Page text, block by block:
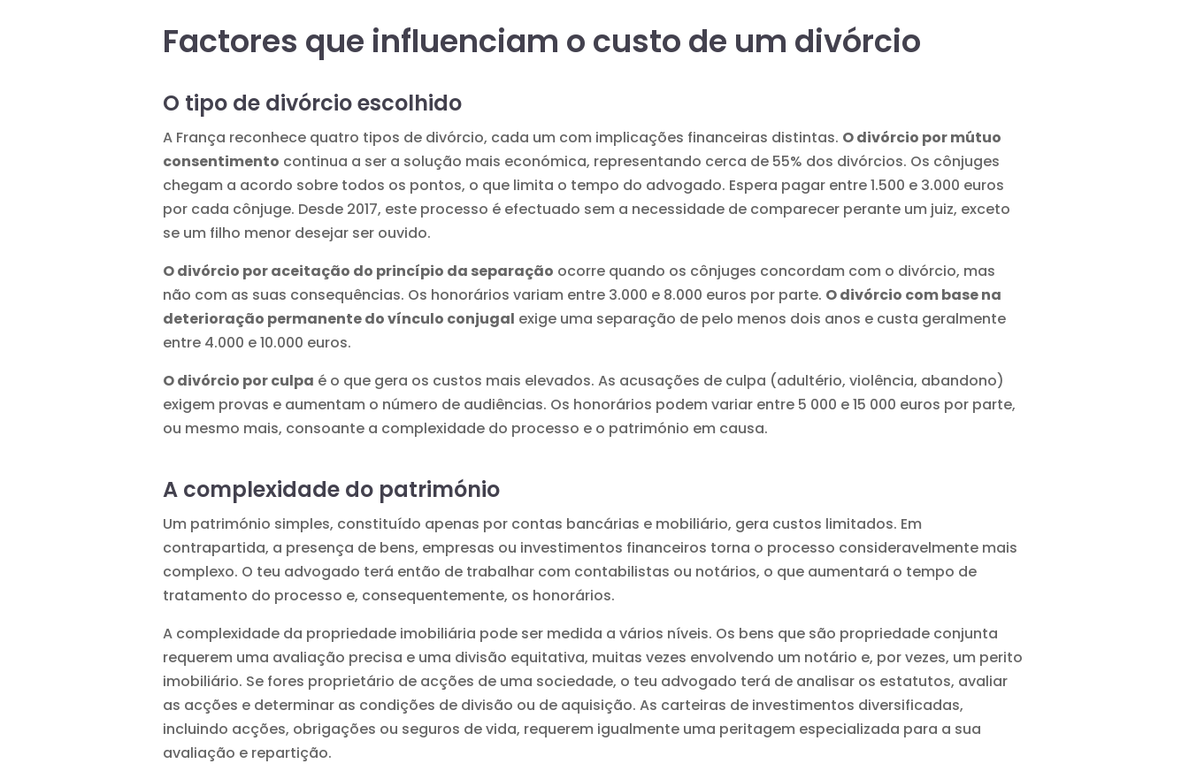
Factores que influenciam o custo de um divórcio
O tipo de divórcio escolhido
A França reconhece quatro tipos de divórcio, cada um com implicações financeiras distintas. O divórcio por mútuo
consentimento continua a ser a solução mais económica, representando cerca de 55% dos divórcios. Os cônjuges
chegam a acordo sobre todos os pontos, o que limita o tempo do advogado. Espera pagar entre 1.500 e 3.000 euros
por cada cônjuge. Desde 2017, este processo é efectuado sem a necessidade de comparecer perante um juiz, exceto
se um filho menor desejar ser ouvido.
O divórcio por aceitação do princípio da separação ocorre quando os cônjuges concordam com o divórcio, mas
não com as suas consequências. Os honorários variam entre 3.000 e 8.000 euros por parte. O divórcio com base na
deterioração permanente do vínculo conjugal exige uma separação de pelo menos dois anos e custa geralmente
entre 4.000 e 10.000 euros.
O divórcio por culpa é o que gera os custos mais elevados. As acusações de culpa (adultério, violência, abandono)
exigem provas e aumentam o número de audiências. Os honorários podem variar entre 5 000 e 15 000 euros por parte,
ou mesmo mais, consoante a complexidade do processo e o património em causa.
A complexidade do património
Um património simples, constituído apenas por contas bancárias e mobiliário, gera custos limitados. Em
contrapartida, a presença de bens, empresas ou investimentos financeiros torna o processo consideravelmente mais
complexo. O teu advogado terá então de trabalhar com contabilistas ou notários, o que aumentará o tempo de
tratamento do processo e, consequentemente, os honorários.
A complexidade da propriedade imobiliária pode ser medida a vários níveis. Os bens que são propriedade conjunta
requerem uma avaliação precisa e uma divisão equitativa, muitas vezes envolvendo um notário e, por vezes, um perito
imobiliário. Se fores proprietário de acções de uma sociedade, o teu advogado terá de analisar os estatutos, avaliar
as acções e determinar as condições de divisão ou de aquisição. As carteiras de investimentos diversificadas,
incluindo acções, obrigações ou seguros de vida, requerem igualmente uma peritagem especializada para a sua
avaliação e repartição.